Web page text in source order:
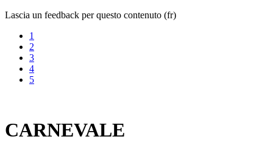
Lascia un feedback per questo contenuto (fr)
1
2
3
4
5
CARNEVALE